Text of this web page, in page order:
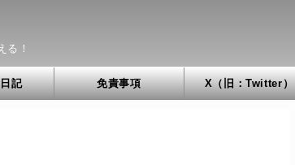
る！
記 免責事項 X（旧：Twitter）